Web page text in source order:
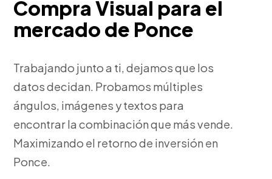
Compra Visual para el
mercado de Ponce
Trabajando junto a ti, dejamos que los
datos decidan. Probamos múltiples
ángulos, imágenes y textos para
encontrar la combinación que más vende.
Maximizando el retorno de inversión en
Ponce.